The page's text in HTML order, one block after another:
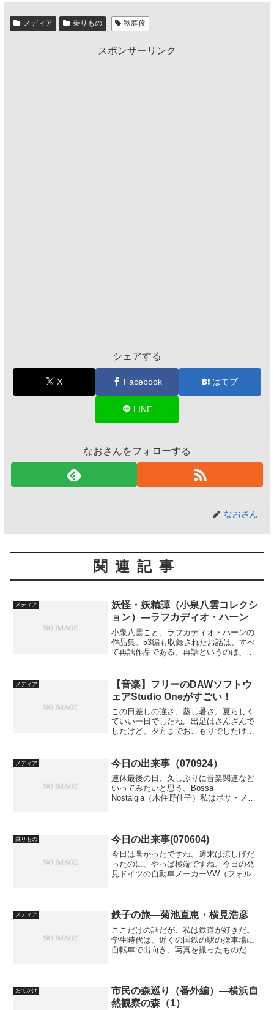
メディア 乗りもの 秋庭俊
スポンサーリンク
シェアする
X Facebook はてブ
LINE
なおさんをフォローする
なおさん
関連記事
メディア
妖怪・妖精譚（小泉八雲コレクシ
ョン）―ラフカディオ・ハーン
小泉八雲こと、ラフカディオ・ハーンの
作品集。53編も収録されたお話は、すべ
て再話作品である。再話というのは、オ
オ・ハーンは再話文学者であり、人間と
あやかし（幽霊、妖怪、妖...
メディア
【音楽】フリーのDAWソフトウ
ェアStudio Oneがすごい！
この日差しの強さ、蒸し暑さ。夏らしく
ていい一日でしたね。出足はさんざんで
したけど。夕方までおこもりでしたけ
DAWとは、Digital Audio Work...
メディア 今日の出来事（070924）
連休最後の日、久しぶりに音楽関連など
いってみたいと思う。Bossa
Nostalgia（木住野佳子）私はボサ・ノヴ
タンダードのアレンジ...
乗りもの 今日の出来事(070604)
今日は暑かったですね。週末は涼しげだ
ったのに、やっぱ極端ですね。今日の発
見ドイツの自動車メーカーVW（フォルク
そこそこ詳しい...
メディア 鉄子の旅―菊池直恵・横見浩彦
ここだけの話だが、私は鉄道が好きだ。
学生時代は、近くの国鉄の駅の操車場に
自転車で出向き、写真を撮ったものだ。
ミックスがあるというので読...
おでかけ
市民の森巡り（番外編）―横浜自
然観察の森（1）